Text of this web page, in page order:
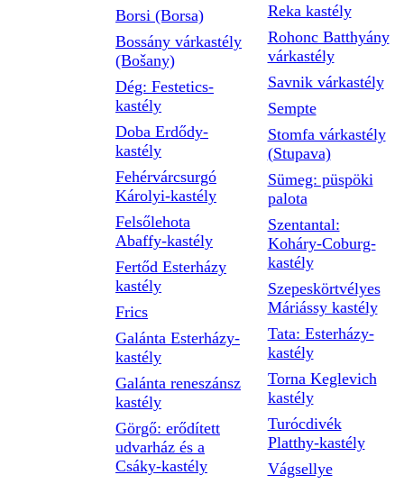
Borsi (Borsa)
Bossány várkastély
(Bošany)
Dég: Festetics-
kastély
Doba Erdődy-
kastély
Fehérvárcsurgó
Károlyi-kastély
Felsőlehota
Abaffy-kastély
Fertőd Esterházy
kastély
Frics
Galánta Esterházy-
kastély
Galánta reneszánsz
kastély
Görgő: erődített
udvarház és a
Csáky-kastély
Reka kastély
Rohonc Batthyány
várkastély
Savnik várkastély
Sempte
Stomfa várkastély
(Stupava)
Sümeg: püspöki
palota
Szentantal:
Koháry-Coburg-
kastély
Szepeskörtvélyes
Máriássy kastély
Tata: Esterházy-
kastély
Torna Keglevich
kastély
Turócdivék
Platthy-kastély
Vágsellye